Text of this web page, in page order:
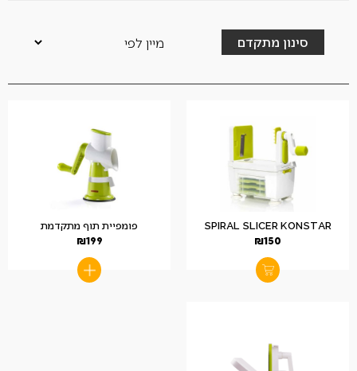
סינון מתקדם
SPIRAL SLICER KONSTAR
₪150
פומפיית תוף מתקדמת
₪199